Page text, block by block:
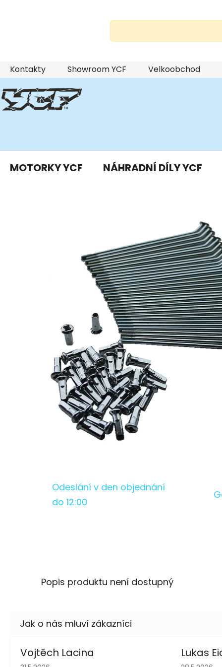
Přejít
na
obsah
Kontakty Showroom YCF Velkoobchod
MOTORKY YCF NÁHRADNÍ DÍLY YCF
Odeslání v den objednání
do 12:00
Popis produktu není dostupný
Vojtěch Lacina Lukas